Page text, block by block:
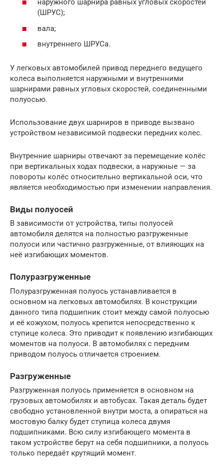
наружного шарнира равных угловых скоростей
(ШРУС);
вала;
внутреннего ШРУСа.
У легковых автомобилей привод переднего ведущего
колеса выполняется наружными и внутренними
шарнирами равных угловых скоростей, соединенными
полуосью.
Использование двух шарниров в приводе вызвано
устройством независимой подвески передних колес.
Внутренние шарниры отвечают за перемещение колёс
при вертикальных ходах подвески, а наружные — за
повороты колёс относительно вертикальной оси, что
является необходимостью при изменении направления.
Виды полуосей
В зависимости от устройства, типы полуосей
автомобиля делятся на полностью разгруженные
полуоси или частично разгруженные, от влияющих на
неё изгибающих моментов.
Полуразгруженные
Полуразгруженная полуось устанавливается в
основном на легковых автомобилях. В конструкции
данного типа подшипник стоит между самой полуосью
и её кожухом, полуось крепится непосредственно к
ступице колеса. Это приводит к появлению изгибающих
моментов на полуоси. В автомобилях с передним
приводом полуось отличается строением.
Разгруженные
Разгруженная полуось применяется в основном на
грузовых автомобилях и автобусах. Такая деталь будет
свободно установленной внутри моста, а опираться на
мостовую балку будет ступица колеса двумя
подшипниками. Всю силу изгибающего момента в
таком устройстве берут на себя подшипники, а полуось
только передаёт крутящий момент.